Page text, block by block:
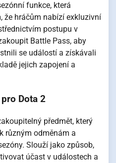
funkce, která
že hráčům nabízí exkluzivní
postupu v
Battle Pass, aby
se událostí a získávali
jejich zapojení a
Dota 2
předmět, který
různým odměnám a
Slouží jako způsob,
účast v událostech a